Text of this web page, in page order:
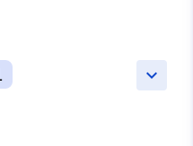
keyboard_arrow_down